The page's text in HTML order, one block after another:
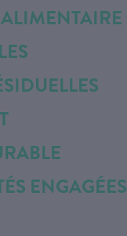
ENGAGÉES